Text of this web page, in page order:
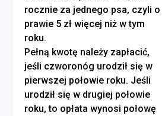
rocznie za jednego psa, czyli o
prawie 5 zł więcej niż w tym
roku.
Pełną kwotę należy zapłacić,
jeśli czworonóg urodził się w
pierwszej połowie roku. Jeśli
urodził się w drugiej połowie
roku, to opłata wynosi połowę